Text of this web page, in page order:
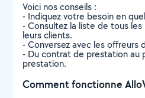
Voici nos conseils :
- Indiquez votre besoin en
- Consultez la liste de tous
leurs clients.
- Conversez avec les offreurs
- Du contrat de prestation au
prestation.
Comment fonctionne